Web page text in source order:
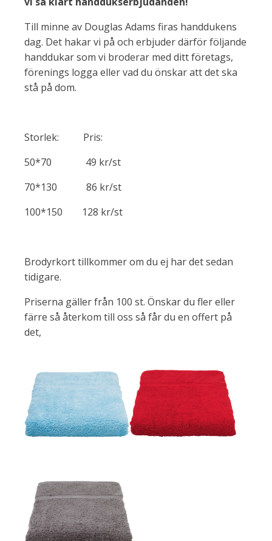
Till minne av Douglas Adams firas handdukens
dag. Det hakar vi på och erbjuder därför följande
handdukar som vi broderar med ditt företags,
förenings logga eller vad du önskar att det ska
stå på dom.
Storlek: Pris:
50*70 49 kr/st
70*130 86 kr/st
100*150 128 kr/st
Brodyrkort tillkommer om du ej har det sedan
tidigare.
Priserna gäller från 100 st. Önskar du fler eller
färre så återkom till oss så får du en offert på
det,